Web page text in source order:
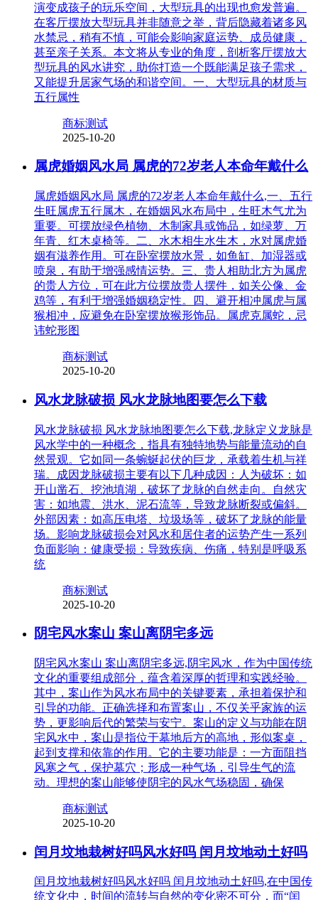
演变成孩子的玩乐空间，大型玩具的出现也愈发普遍。
在客厅摆放大型玩具并非随意之举，背后隐藏着诸多风
水禁忌，稍有不慎，可能会影响家庭运势、成员健康，
甚至亲子关系。本文将从专业的角度，剖析客厅摆放大
型玩具的风水讲究，助你打造一个既能满足孩子需求，
又能提升居家气场的和谐空间。一、大型玩具的材质与
五行属性
商标测试
2025-10-20
属虎婚姻风水局 属虎的72岁老人本命年戴什么
属虎婚姻风水局 属虎的72岁老人本命年戴什么,一、五行
生旺属虎五行属木，在婚姻风水布局中，生旺木气尤为
重要。可摆放绿色植物、木制家具或饰品，如绿萝、万
年青、红木桌椅等。二、水木相生水生木，水对属虎婚
姻有滋养作用。可在卧室摆放水景，如鱼缸、加湿器或
喷泉，有助于增强感情运势。三、贵人相助北方为属虎
的贵人方位，可在此方位摆放贵人摆件，如关公像、金
鸡等，有利于增强婚姻稳定性。四、避开相冲属虎与属
猴相冲，应避免在卧室摆放猴形饰品。属虎克属蛇，忌
讳蛇形图
商标测试
2025-10-20
风水龙脉破损 风水龙脉地图要怎么下载
风水龙脉破损 风水龙脉地图要怎么下载,龙脉定义龙脉是
风水学中的一种概念，指具有独特地势与能量流动的自
然景观。它如同一条蜿蜒起伏的巨龙，承载着生机与祥
瑞。成因龙脉破损主要有以下几种成因：人为破坏：如
开山凿石、挖池填湖，破坏了龙脉的自然走向。自然灾
害：如地震、洪水、泥石流等，导致龙脉断裂或偏斜。
外部因素：如高压电塔、垃圾场等，破坏了龙脉的能量
场。影响龙脉破损会对风水和居住者的运势产生一系列
负面影响：健康受损：导致疾病、伤痛，特别是呼吸系
统
商标测试
2025-10-20
阴宅风水案山 案山离阴宅多远
阴宅风水案山 案山离阴宅多远,阴宅风水，作为中国传统
文化的重要组成部分，蕴含着深厚的哲理和实践经验。
其中，案山作为风水布局中的关键要素，承担着保护和
引导的功能。正确选择和布置案山，不仅关乎家族的运
势，更影响后代的繁荣与安宁。案山的定义与功能在阴
宅风水中，案山是指位于墓地后方的高地，形似案桌，
起到支撑和依靠的作用。它的主要功能是：一方面阻挡
风寒之气，保护墓穴；形成一种气场，引导生气的流
动。理想的案山能够使阴宅的风水气场稳固，确保
商标测试
2025-10-20
闰月坟地栽树好吗风水好吗 闰月坟地动土好吗
闰月坟地栽树好吗风水好吗 闰月坟地动土好吗,在中国传
统文化中，时间的流转与自然的变化密不可分，而“闰